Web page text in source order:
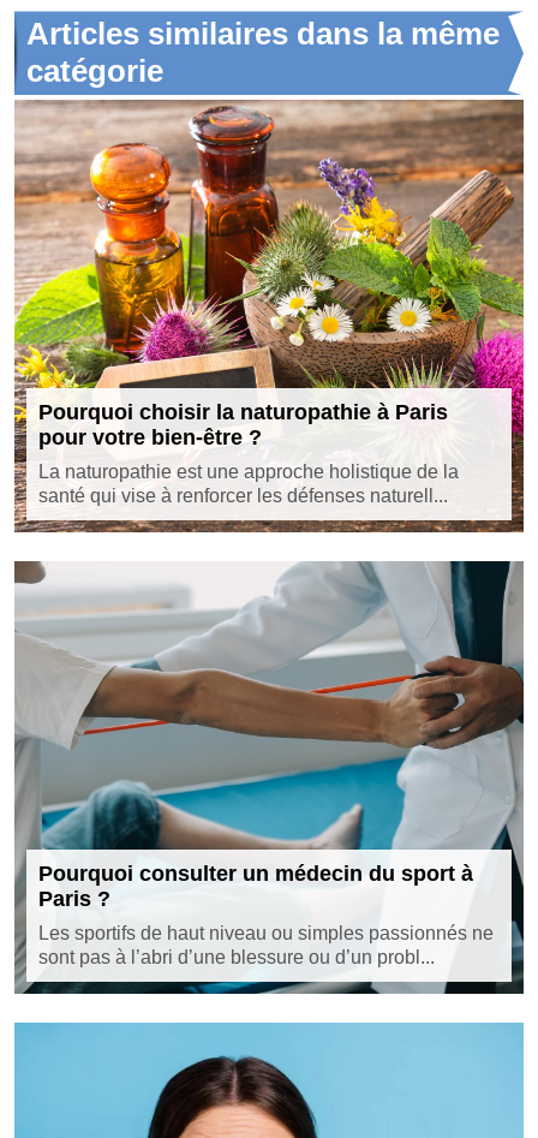
Articles similaires dans la même
catégorie
Pourquoi choisir la naturopathie à Paris
pour votre bien-être ?
La naturopathie est une approche holistique de la
santé qui vise à renforcer les défenses naturell...
Pourquoi consulter un médecin du sport à
Paris ?
Les sportifs de haut niveau ou simples passionnés ne
sont pas à l’abri d’une blessure ou d’un probl...